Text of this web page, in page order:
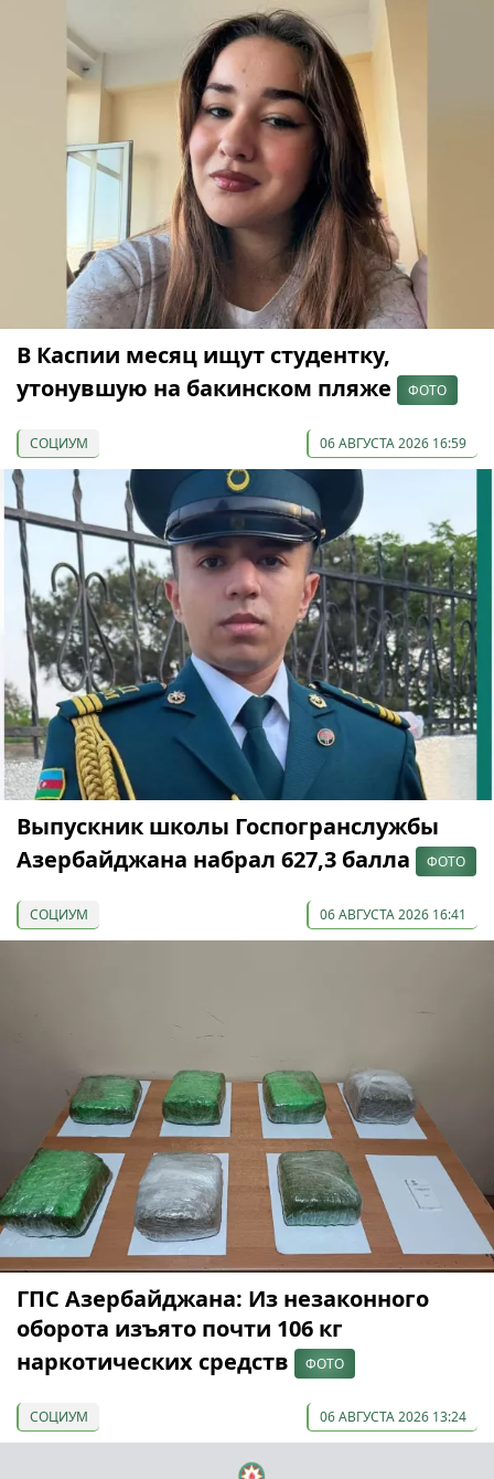
В Каспии месяц ищут студентку,
утонувшую на бакинском пляже
ФОТО
СОЦИУМ 06 АВГУСТА 2026 16:59
Выпускник школы Госпогранслужбы
Азербайджана набрал 627,3 балла
ФОТО
СОЦИУМ 06 АВГУСТА 2026 16:41
ГПС Азербайджана: Из незаконного
оборота изъято почти 106 кг
наркотических средств
ФОТО
СОЦИУМ 06 АВГУСТА 2026 13:24